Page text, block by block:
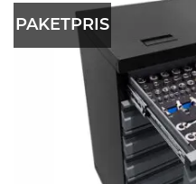
PAKETPRIS